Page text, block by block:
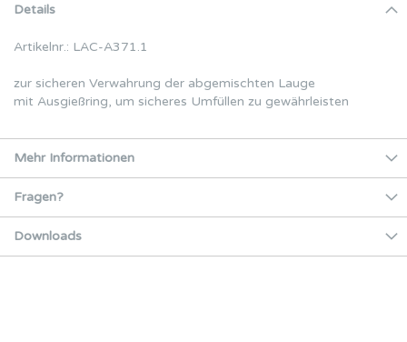
Details
Artikelnr.: LAC-A371.1
zur sicheren Verwahrung der abgemischten Lauge
mit Ausgießring, um sicheres Umfüllen zu gewährleisten
Mehr Informationen
Fragen?
Downloads